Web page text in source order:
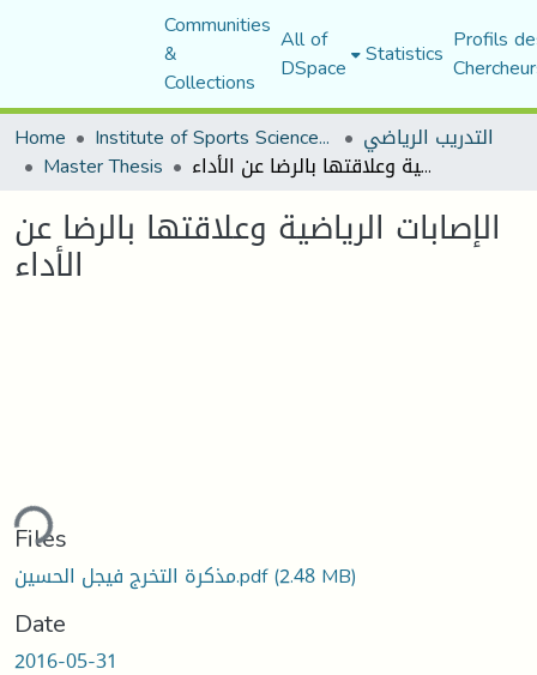
Communities
&
Collections
All of
DSpace Statistics Profils
Home
Institute of Sports Sciences and Techniques التدريب الرياضي
Master Thesis الإصابات الرياضية وعلاقتها بالرضا عن الأداء
الإصابات الرياضية وعلاقتها بالرضا عن
الأداء
Files
مذكرة التخرج فيجل الحسين.pdf(2.48 MB)
Date
2016-05-31